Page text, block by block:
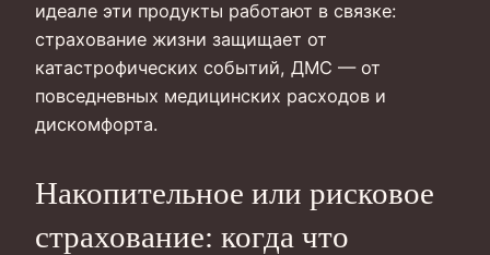
идеале эти продукты работают в связке:
страхование жизни защищает от
катастрофических событий, ДМС — от
повседневных медицинских расходов и
дискомфорта.
Накопительное или рисковое
страхование: когда что